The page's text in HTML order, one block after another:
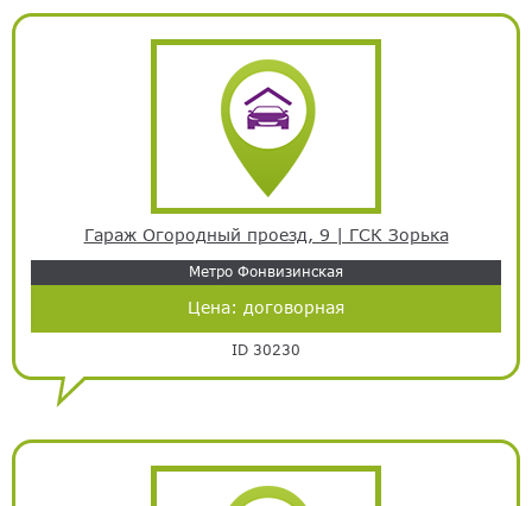
Гараж Огородный проезд, 9 | ГСК Зорька
Метро Фонвизинская
Цена: договорная
ID 30230